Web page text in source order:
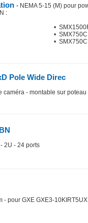
- NEMA 5-15 (M) pour
:
•
• SMX750C
•
Pole Wide Direc
caméra - montable sur poteau
2U - 24 ports
- pour GXE GXE3-